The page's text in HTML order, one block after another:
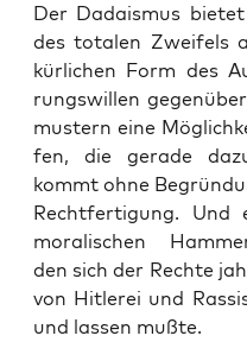
Der Dada­is­mus
des tota­len Zwei­fels
kür­li­chen Form des
rungs­wil­len
mus­tern eine
fen, die gera­de
kommt ohne
Recht­fer­ti­gung. Und
mora­li­schen
den sich der Rech­te
von Hit­le­rei und
und las­sen mußte.